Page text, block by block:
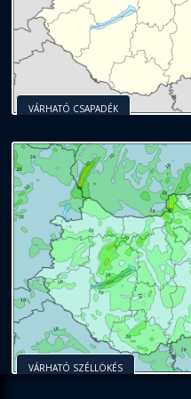
VÁRHATÓ CSAPADÉK
VÁRHATÓ SZÉLLÖKÉS